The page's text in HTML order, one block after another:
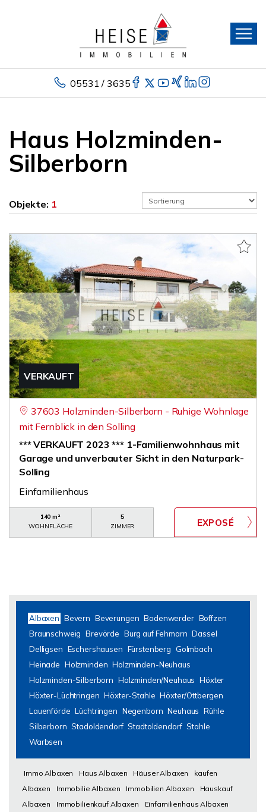
05531 / 3635
Haus Holzminden-
Silberborn
Objekte: 1
VERKAUFT
37603 Holzminden-Silberborn - Ruhige Wohnlage
mit Fernblick in den Solling
*** VERKAUFT 2023 *** 1-Familienwohnhaus mit
Garage und unverbauter Sicht in den Naturpark-
Solling
Einfamilienhaus
140 m²
WOHNFLÄCHE
5
ZIMMER
Albaxen Bevern Beverungen Bodenwerder Boffzen
Braunschweig Brevörde Burg auf Fehmarn Dassel
Delligsen Eschershausen Fürstenberg
Golmbach
Heinade Holzminden Holzminden-Neuhaus
Holzminden-Silberborn Holzminden/Neuhaus Höxter
Höxter-Lüchtringen Höxter-Stahle Höxter/Ottbergen
Lauenförde Lüchtringen Negenborn Neuhaus Rühle
Silberborn Stadoldendorf Stadtoldendorf Stahle
Warbsen
Immo Albaxen Haus Albaxen Häuser Albaxen
kaufen
Albaxen
Immobilie Albaxen Immobilien Albaxen
Hauskauf
Albaxen
Immobilienkauf Albaxen
Einfamilienhaus Albaxen